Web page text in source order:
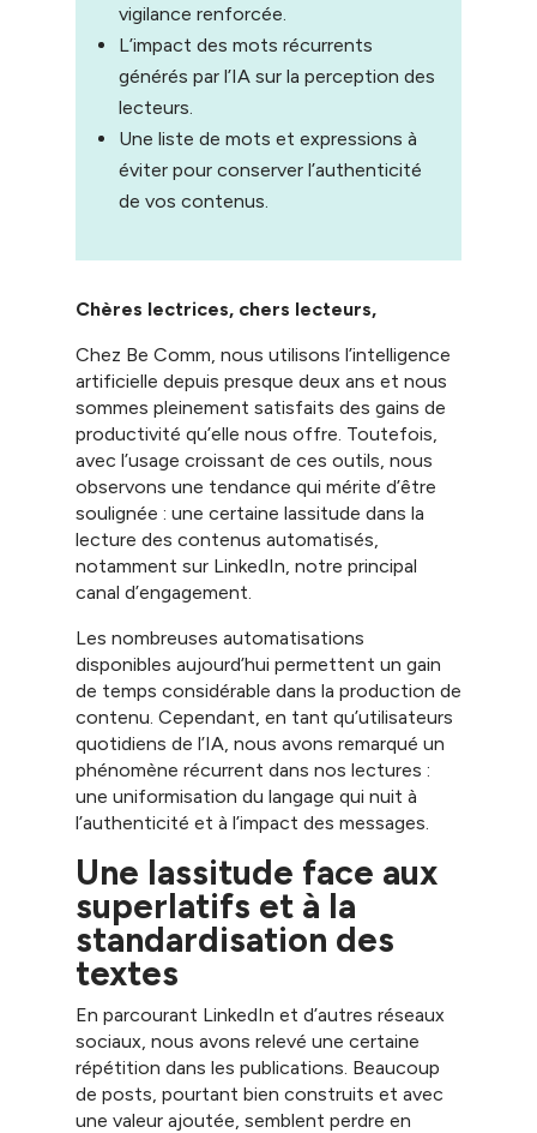
vigilance renforcée.
L’impact des mots récurrents
générés par l’IA sur la perception des
lecteurs.
Une liste de mots et expressions à
éviter pour conserver l’authenticité
de vos contenus.
Chères lectrices, chers lecteurs,
Chez Be Comm, nous utilisons l’intelligence
artificielle depuis presque deux ans et nous
sommes pleinement satisfaits des gains de
productivité qu’elle nous offre. Toutefois,
avec l’usage croissant de ces outils, nous
observons une tendance qui mérite d’être
soulignée : une certaine lassitude dans la
lecture des contenus automatisés,
notamment sur LinkedIn, notre principal
canal d’engagement.
Les nombreuses automatisations
disponibles aujourd’hui permettent un gain
de temps considérable dans la production de
contenu. Cependant, en tant qu’utilisateurs
quotidiens de l’IA, nous avons remarqué un
phénomène récurrent dans nos lectures :
une uniformisation du langage qui nuit à
l’authenticité et à l’impact des messages.
Une lassitude face aux
superlatifs et à la
standardisation des
textes
En parcourant LinkedIn et d’autres réseaux
sociaux, nous avons relevé une certaine
répétition dans les publications. Beaucoup
de posts, pourtant bien construits et avec
une valeur ajoutée, semblent perdre en